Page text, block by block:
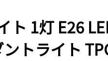
1灯 E26
トライト